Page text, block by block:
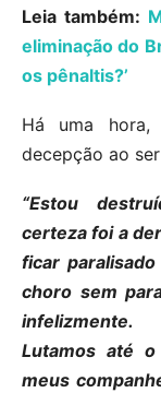
Leia também:
eliminação do
os pênaltis?’
Há uma
decepção ao
“Estou
certeza foi a
ficar
choro sem
infelizmente.
Lutamos até
meus